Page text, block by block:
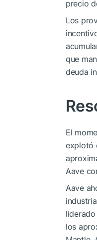
precio
Los
que
deuda
El
explotó
Aave
Aave
los